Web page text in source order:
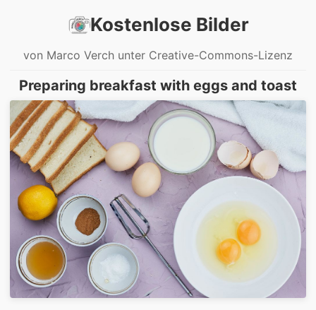
Kostenlose Bilder
von Marco Verch unter Creative-Commons-Lizenz
Preparing breakfast with eggs and toast